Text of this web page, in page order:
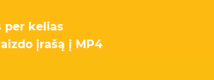
per kelias
įrašą į MP4